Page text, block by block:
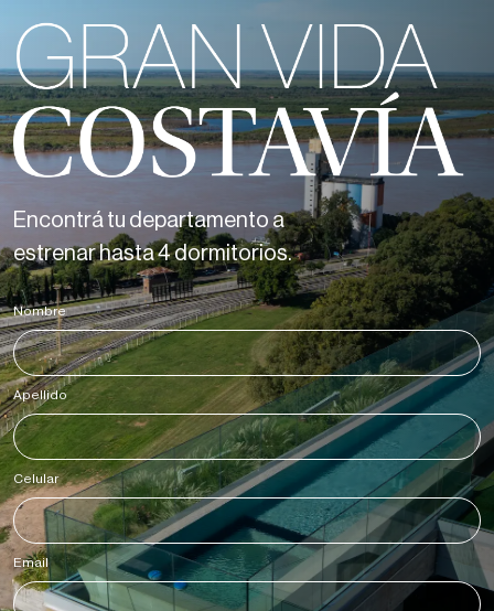
Encontrá tu departamento a
estrenar hasta 4 dormitorios.
Nombre*
Apellido *
Celular*
Email *